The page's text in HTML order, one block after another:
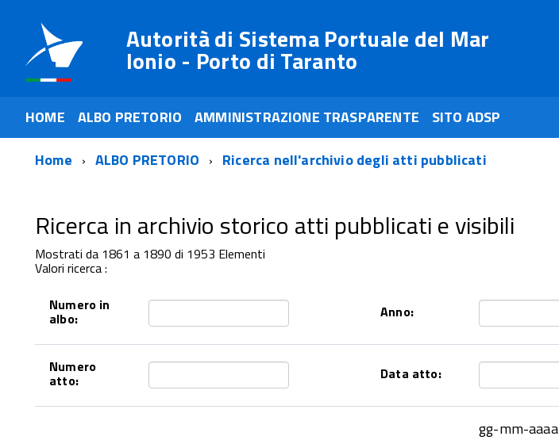
Autorità di Sistema Portuale del Mar
Ionio - Porto di Taranto
HOME ALBO PRETORIO AMMINISTRAZIONE TRASPARENTE
SITO ADSP
Home
ALBO PRETORIO Ricerca nell'archivio degli atti pubblicati
Ricerca in archivio storico atti pubblicati e visibili
Mostrati da 1861 a 1890 di 1953 Elementi
Valori ricerca :
Numero in
albo: Anno:
Numero
atto: Data atto:
gg-mm-aaaa